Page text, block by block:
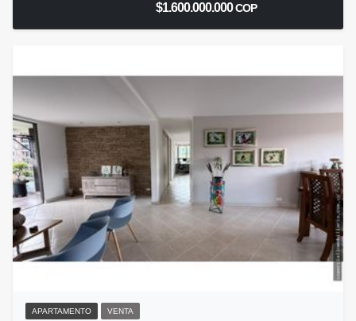
$1.600.000.000COP
APARTAMENTO VENTA